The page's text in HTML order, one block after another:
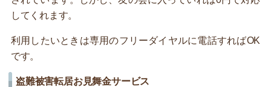
してくれます。
利用したいときは専用のフリーダイヤルに電話すればOK
です。
盗難被害転居お見舞金サービス